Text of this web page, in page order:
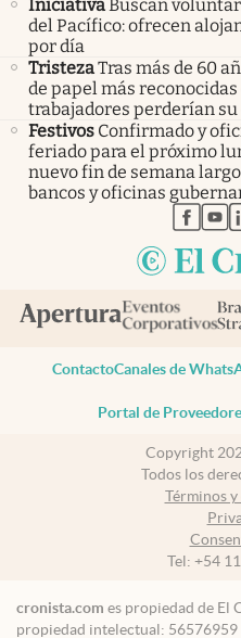
IniciativaBuscan
del Pacífico: ofrecen
por día
TristezaTras más de 60
de papel más
trabajadores perderían
Festivos Confirmado y
feriado para el próximo
nuevo fin de semana
bancos y oficinas
abre
ContactoCanales de
Portal de
Copyright
Todos los
Términos
Tel: +54
cronista.com es propiedad de El
propiedad intelectual: 56576959